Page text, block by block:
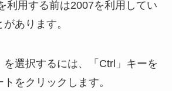
利用する前は2007を利用してい
あります。
を選択するには、「Ctrl」キーを
をクリックします。